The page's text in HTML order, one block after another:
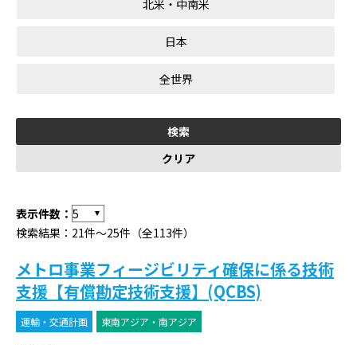
北米・中南米
日本
全世界
表示件数：
検索結果：21件～25件（全113件）
メトロ事業フィージビリティ確保に係る技術
支援【有償勘定技術支援】(QCBS)
運輸・交通計画 東南アジア・南アジア